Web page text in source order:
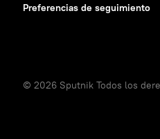
Preferencias de seguimiento
© 2026 Sputnik Todos los